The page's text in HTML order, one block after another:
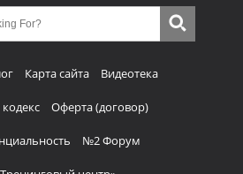
Карта сайта Видеотека
Оферта (договор)
№2 Форум